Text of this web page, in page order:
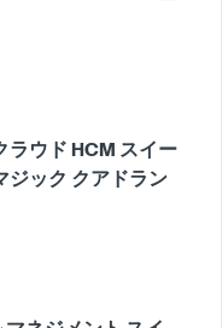
ラウド HCM スイー
ック クアドラン